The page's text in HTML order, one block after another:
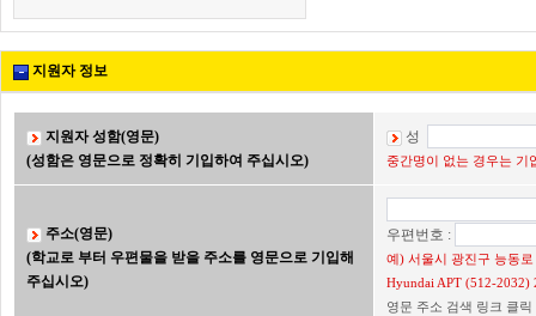
지원자 정보
지원자 성함(영문)
(성함은 영문으로 정확히 기입하여 주십시오)
성
중간명이 없는 경우는 기
주소(영문)
(학교로 부터 우편물을 받을 주소를 영문으로 기입해
주십시오)
우편번호 :
예) 서울시 광진구 능동
Hyundai APT (512-2032)
영문 주소 검색 링크 클릭